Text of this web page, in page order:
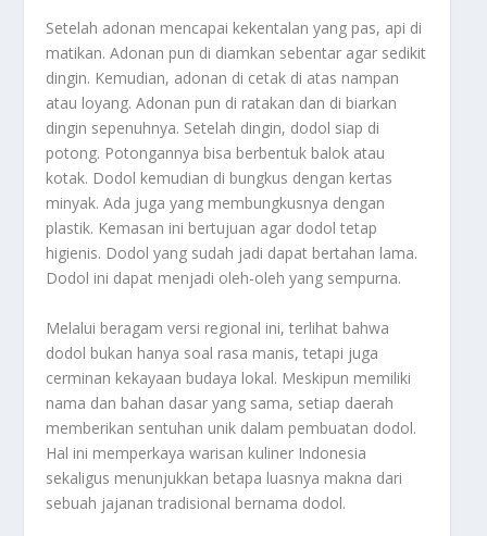
Setelah adonan mencapai kekentalan yang pas, api di
matikan. Adonan pun di diamkan sebentar agar sedikit
dingin. Kemudian, adonan di cetak di atas nampan
atau loyang. Adonan pun di ratakan dan di biarkan
dingin sepenuhnya. Setelah dingin, dodol siap di
potong. Potongannya bisa berbentuk balok atau
kotak. Dodol kemudian di bungkus dengan kertas
minyak. Ada juga yang membungkusnya dengan
plastik. Kemasan ini bertujuan agar dodol tetap
higienis. Dodol yang sudah jadi dapat bertahan lama.
Dodol ini dapat menjadi oleh-oleh yang sempurna.
Melalui beragam versi regional ini, terlihat bahwa
dodol bukan hanya soal rasa manis, tetapi juga
cerminan kekayaan budaya lokal. Meskipun memiliki
nama dan bahan dasar yang sama, setiap daerah
memberikan sentuhan unik dalam pembuatan dodol.
Hal ini memperkaya warisan kuliner Indonesia
sekaligus menunjukkan betapa luasnya makna dari
sebuah jajanan tradisional bernama dodol.